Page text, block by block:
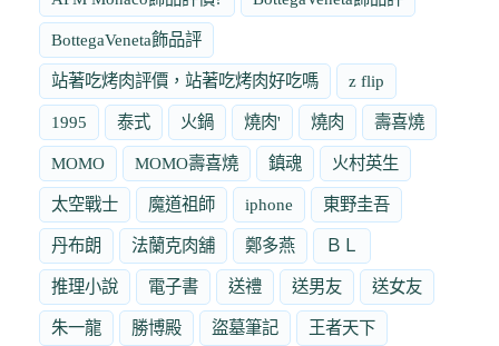
BottegaVeneta飾品評
站著吃烤肉評價，站著吃烤肉好吃嗎 z flip
1995 泰式 火鍋 燒肉' 燒肉 壽喜燒
MOMO MOMO壽喜燒 鎮魂 火村英生
太空戰士 魔道祖師 iphone 東野圭吾
丹布朗 法蘭克肉舖 鄭多燕 ＢＬ
推理小說 電子書 送禮 送男友 送女友
朱一龍 勝博殿 盜墓筆記 王者天下